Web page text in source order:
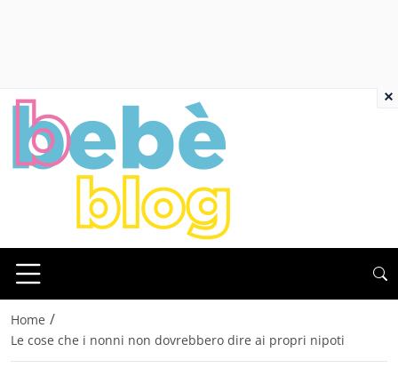
Home /
Le cose che i nonni non dovrebbero dire ai propri nipoti
×